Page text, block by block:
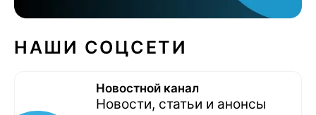
НАШИ СОЦСЕТИ
Новостной канал
Новости, статьи и анонсы